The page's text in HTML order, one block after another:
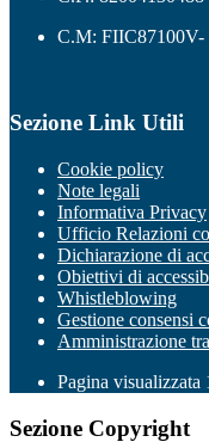
C.M: FIIC87100V-
Sezione Link Utili
Cookie policy
Note legali
Informativa Privacy
Ufficio Relazioni
Dichiarazione di
Obiettivi di
Whistleblowing
Gestione consensi
Amministrazione
Pagina visualizzata
Sezione Copyright